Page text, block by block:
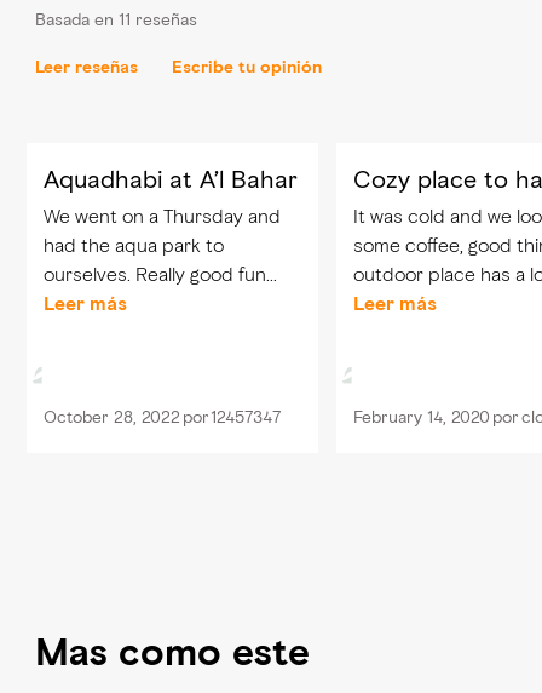
Basada en 11 reseñas
Leer reseñas Escribe tu opinión
Aquadhabi at A’l Bahar
We went on a Thursday and
had the aqua park to
ourselves. Really good fun
and the nicest lifeguards
rowed in...
Leer más
October 28, 2022 por12457347
Cozy place to
It was cold and we
some coffee, good
outdoor place has a
offer. It is by the
Leer más
February 14, 2020 por
Mas como este